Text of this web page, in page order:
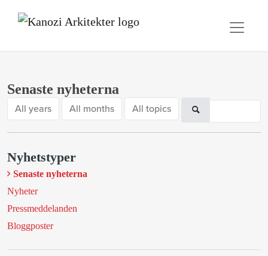
Senaste nyheterna
All years All months All topics
Nyhetstyper
Senaste nyheterna
Nyheter
Pressmeddelanden
Bloggposter